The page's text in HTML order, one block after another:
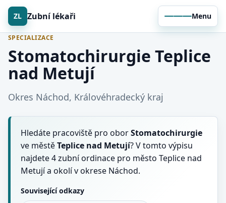
ZL Zubní lékaři Menu
SPECIALIZACE
Stomatochirurgie Teplice
nad Metují
Okres Náchod, Královéhradecký kraj
Hledáte pracoviště pro oborStomatochirurgie
ve městěTeplice nad Metují? V tomto výpisu
najdete 4 zubní ordinace pro město Teplice nad
Metují a okolí v okrese Náchod.
Související odkazy